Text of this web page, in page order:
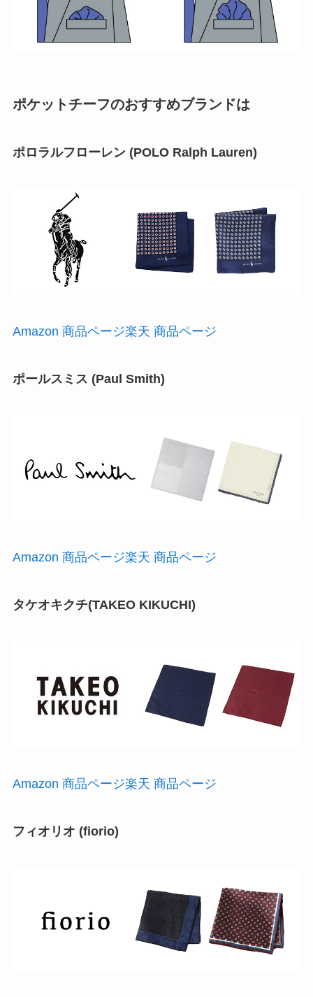
ポケットチーフのおすすめブランドは
ポロラルフローレン (POLO Ralph Lauren)
Amazon 商品ページ楽天 商品ページ
ポールスミス (Paul Smith)
Amazon 商品ページ楽天 商品ページ
タケオキクチ(TAKEO KIKUCHI)
Amazon 商品ページ楽天 商品ページ
フィオリオ (fiorio)